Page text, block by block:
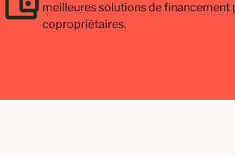
meilleures solutions de financement
copropriétaires.